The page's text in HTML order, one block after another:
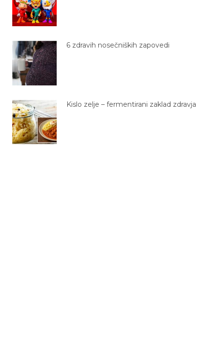
6 zdravih nosečniških zapovedi
Kislo zelje – fermentirani zaklad zdravja